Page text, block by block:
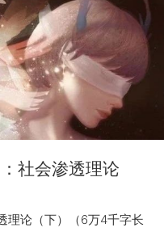
社会渗透理论
理论（下）（6万4千字长